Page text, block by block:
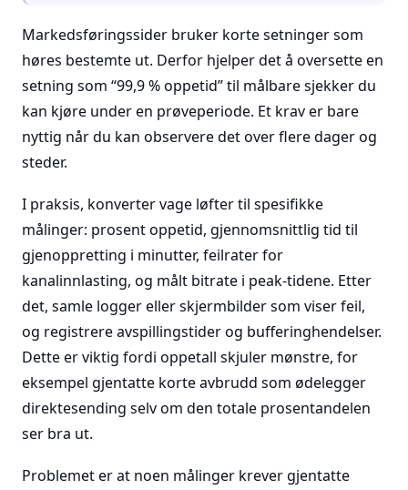
Markedsføringssider bruker korte setninger som
høres bestemte ut. Derfor hjelper det å oversette en
setning som “99,9 % oppetid” til målbare sjekker du
kan kjøre under en prøveperiode. Et krav er bare
nyttig når du kan observere det over flere dager og
steder.
I praksis, konverter vage løfter til spesifikke
målinger: prosent oppetid, gjennomsnittlig tid til
gjenoppretting i minutter, feilrater for
kanalinnlasting, og målt bitrate i peak-tidene. Etter
det, samle logger eller skjermbilder som viser feil,
og registrere avspillingstider og bufferinghendelser.
Dette er viktig fordi oppetall skjuler mønstre, for
eksempel gjentatte korte avbrudd som ødelegger
direktesending selv om den totale prosentandelen
ser bra ut.
Problemet er at noen målinger krever gjentatte